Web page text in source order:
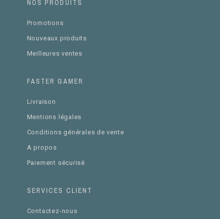
NOS PRODUITS
Promotions
Nouveaux produits
Meilleures ventes
FASTER GAMER
Livraison
Mentions légales
Conditions générales de vente
A propos
Paiement sécurisé
SERVICES CLIENT
Contactez-nous